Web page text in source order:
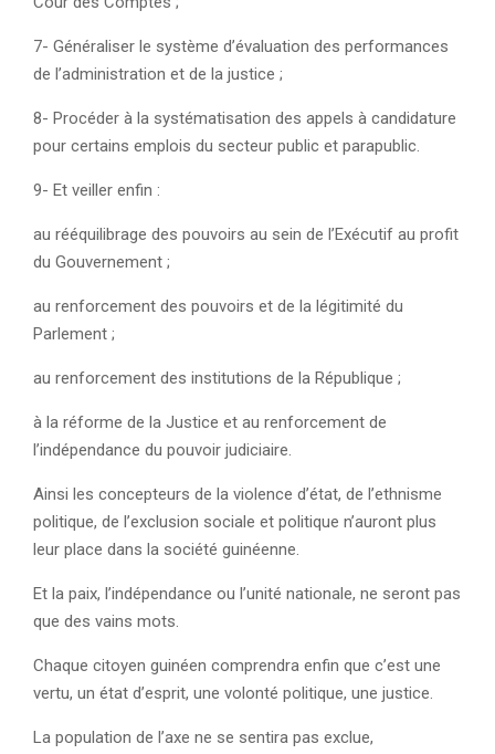
7- Généraliser le système d’évaluation des performances
de l’administration et de la justice ;
8- Procéder à la systématisation des appels à candidature
pour certains emplois du secteur public et parapublic.
9- Et veiller enfin :
au rééquilibrage des pouvoirs au sein de l’Exécutif au profit
du Gouvernement ;
au renforcement des pouvoirs et de la légitimité du
Parlement ;
au renforcement des institutions de la République ;
à la réforme de la Justice et au renforcement de
l’indépendance du pouvoir judiciaire.
Ainsi les concepteurs de la violence d’état, de l’ethnisme
politique, de l’exclusion sociale et politique n’auront plus
leur place dans la société guinéenne.
Et la paix, l’indépendance ou l’unité nationale, ne seront pas
que des vains mots.
Chaque citoyen guinéen comprendra enfin que c’est une
vertu, un état d’esprit, une volonté politique, une justice.
La population de l’axe ne se sentira pas exclue,